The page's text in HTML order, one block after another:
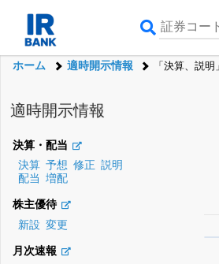
ホーム 適時開示情報 「決算、説
適時開示情報
決算・配当
決算 予想 修正 説明
配当
増配
株主優待
新設 変更
月次速報